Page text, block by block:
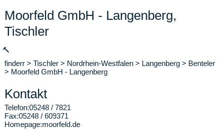
Moorfeld GmbH - Langenberg,
Tischler
🔨
finderr > Tischler > Nordrhein-Westfalen > Langenberg > Benteler
> Moorfeld GmbH - Langenberg
Kontakt
Telefon:05248 / 7821
Fax:05248 / 609371
Homepage:moorfeld.de